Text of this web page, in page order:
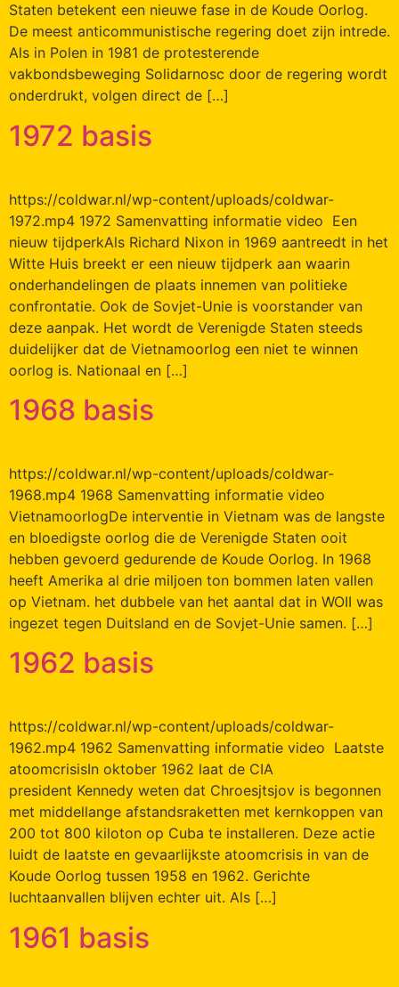
Staten betekent een nieuwe fase in de Koude Oorlog.
De meest anticommunistische regering doet zijn intrede.
Als in Polen in 1981 de protesterende
vakbondsbeweging Solidarnosc door de regering wordt
onderdrukt, volgen direct de […]
1972 basis
https://coldwar.nl/wp-content/uploads/coldwar-
1972.mp4 1972 Samenvatting informatie video Een
nieuw tijdperkAls Richard Nixon in 1969 aantreedt in het
Witte Huis breekt er een nieuw tijdperk aan waarin
onderhandelingen de plaats innemen van politieke
confrontatie. Ook de Sovjet-Unie is voorstander van
deze aanpak. Het wordt de Verenigde Staten steeds
duidelijker dat de Vietnamoorlog een niet te winnen
oorlog is. Nationaal en […]
1968 basis
https://coldwar.nl/wp-content/uploads/coldwar-
1968.mp4 1968 Samenvatting informatie video
VietnamoorlogDe interventie in Vietnam was de langste
en bloedigste oorlog die de Verenigde Staten ooit
hebben gevoerd gedurende de Koude Oorlog. In 1968
heeft Amerika al drie miljoen ton bommen laten vallen
op Vietnam. het dubbele van het aantal dat in WOII was
ingezet tegen Duitsland en de Sovjet-Unie samen. […]
1962 basis
https://coldwar.nl/wp-content/uploads/coldwar-
1962.mp4 1962 Samenvatting informatie video Laatste
atoomcrisisIn oktober 1962 laat de CIA
president Kennedy weten dat Chroesjtsjov is begonnen
met middellange afstandsraketten met kernkoppen van
200 tot 800 kiloton op Cuba te installeren. Deze actie
luidt de laatste en gevaarlijkste atoomcrisis in van de
Koude Oorlog tussen 1958 en 1962. Gerichte
luchtaanvallen blijven echter uit. Als […]
1961 basis